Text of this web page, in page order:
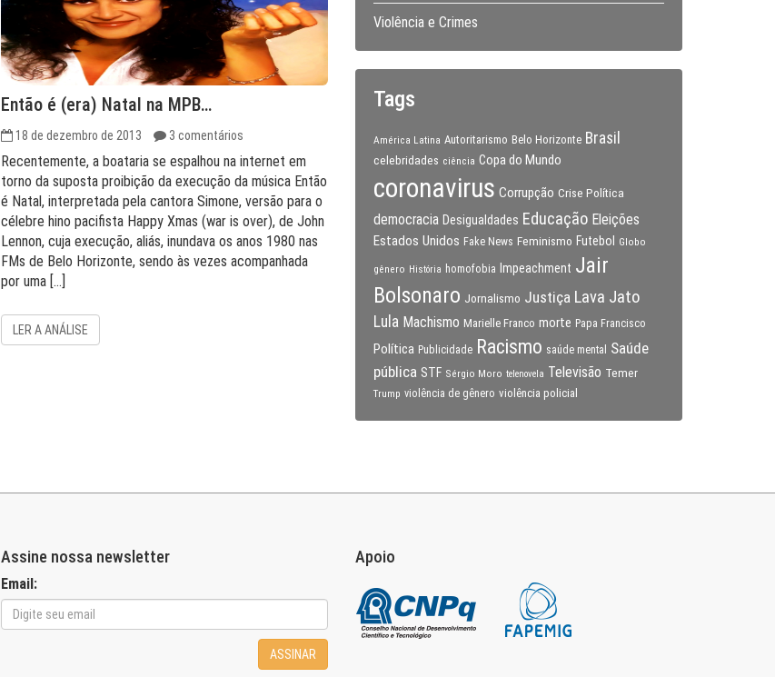
Então é (era) Natal na MPB…
18 de dezembro de 2013 3 comentários
Recentemente, a boataria se espalhou na internet em
torno da suposta proibição da execução da música Então
é Natal, interpretada pela cantora Simone, versão para o
célebre hino pacifista Happy Xmas (war is over), de John
Lennon, cuja execução, aliás, inundava os anos 1980 nas
FMs de Belo Horizonte, sendo às vezes acompanhada
por uma […]
LER A ANÁLISE
Violência e Crimes
Tags
América Latina Autoritarismo Belo Horizonte Brasil
celebridades ciência Copa do Mundo
coronavirus Corrupção Crise Política
democracia Desigualdades Educação Eleições
Estados Unidos Fake News Feminismo Futebol Globo
gênero História homofobia Impeachment Jair
Bolsonaro Jornalismo Justiça Lava Jato
Lula Machismo Marielle Franco morte Papa Francisco
Política Publicidade Racismo saúde mental
Saúde
pública STF Sérgio Moro telenovela Televisão Temer
Trump violência de gênero violência policial
Assine nossa newsletter
Email:
ASSINAR
Apoio